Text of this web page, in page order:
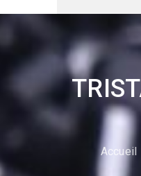
Accueil